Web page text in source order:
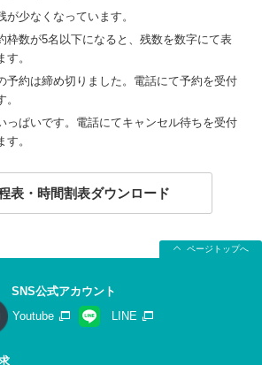
が少なくなっています。
枠数が5名以下になると、残数を数字にて表
。
予約は締め切りました。電話にて予約を受付
っぱいです。電話にてキャンセル待ちを受付
す。
表・時間割表ダウンロード
ページトップへ
SNS公式アカウント
Youtube
LINE